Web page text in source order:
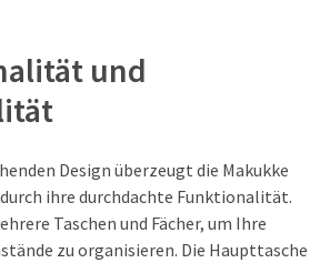
und
Design überzeugt die Makukke
ihre durchdachte Funktionalität.
Taschen und Fächer, um Ihre
zu organisieren. Die Haupttasche